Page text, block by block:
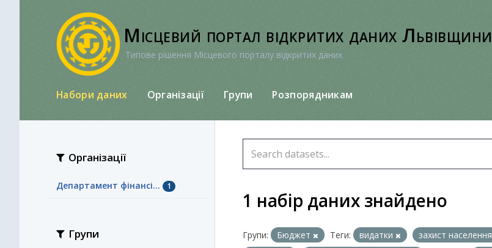
Місцевий портал відкритих даних Львівщини
Типове рішення Місцевого порталу відкритих даних
Набори даних Організації Групи Розпорядникам
Організації
Департамент фінансі... 1
Групи
1 набір даних знайдено
Групи: Бюджет Теги: видатки
захист населення